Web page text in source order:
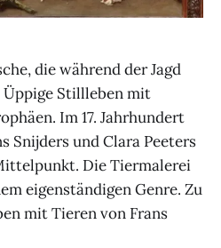
die während der Jagd
Üppige Stillleben mit
Im 17. Jahrhundert
Snijders und Clara Peeters
Die Tiermalerei
eigenständigen Genre. Zu
mit Tieren von Frans